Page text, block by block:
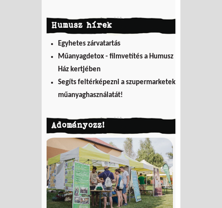
Humusz hírek
Egyhetes zárvatartás
Műanyagdetox - filmvetítés a Humusz
Ház kertjében
Segíts feltérképezni a szupermarketek
műanyaghasználatát!
Adományozz!